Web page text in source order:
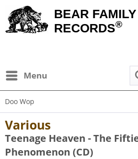
BEAR FAMILY
RECORDS®
Menu
Doo Wop
Various
Teenage Heaven - The
Phenomenon (CD)